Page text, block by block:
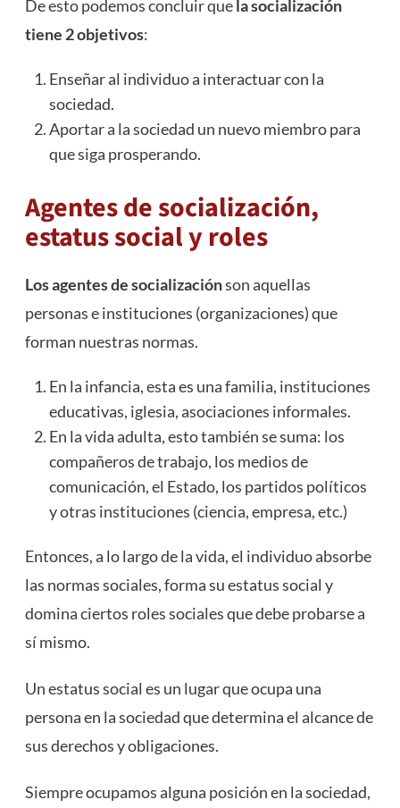
De esto podemos concluir quela socialización
tiene 2 objetivos:
Enseñar al individuo a interactuar con la
sociedad.
Aportar a la sociedad un nuevo miembro para
que siga prosperando.
Agentes de socialización,
estatus social y roles
Los agentes de socializaciónson aquellas
personas e instituciones (organizaciones) que
forman nuestras normas.
En la infancia, esta es una familia, instituciones
educativas, iglesia, asociaciones informales.
En la vida adulta, esto también se suma: los
compañeros de trabajo, los medios de
comunicación, el Estado, los partidos políticos
y otras instituciones (ciencia, empresa, etc.)
Entonces, a lo largo de la vida, el individuo absorbe
las normas sociales, forma su estatus social y
domina ciertos roles sociales que debe probarse a
sí mismo.
Un estatus social es un lugar que ocupa una
persona en la sociedad que determina el alcance de
sus derechos y obligaciones.
Siempre ocupamos alguna posición en la sociedad,